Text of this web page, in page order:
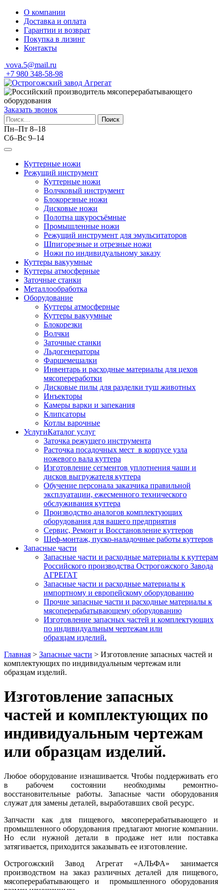
Skip
content
О компании
Доставка и оплата
Гарантии и возврат
Покупка в лизинг
Контакты
vova.5@mail.ru
+7 980 348-58-98
Заказать звонок
Найти:
Пн–Пт 8–18
Сб–Вс 9–14
Куттерные ножи
Режущий инструмент
Куттерные ножи
Волчковый инструмент
Блокорезные ножи
Дисковые ножи
Полотна шкуросъёмные
Промышленные ножи
Режущий инструмент для эмульситаторов
Шпигорезные и отрезные ножи
Ножи по индивидуальному заказу
Куттеры вакуумные
Куттеры атмосферные
Заточные станки
Металлообработка
Оборудование
Куттеры атмосферные
Куттеры вакуумные
Блокорезки
Волчки
Заточные станки
Льдогенераторы
Фаршемешалки
Инвентарь и расходные материалы для цехов
мясопереработки
Дисковые пилы для разделки туш животных
Инъекторы
Камеры варки и запекания
Клипсаторы
Котлы варочные
УслугиКаталог услуг
Заточка режущего инструмента
Расточка посадочных мест в корпусе узла
ножевого вала куттера
Изготовление сегментов уплотнения чаши и
дисков выгружателя куттера
Обучение персонала заказчика правильной
эксплуатации, ежесменного технического
обслуживания куттера
Производство аналогов комплектующих
оборудования для вашего предприятия
Сервис, Ремонт и Восстановление куттеров
Шеф-монтаж, пуско-наладочные работы куттеров
Запасные части
Запасные части и расходные материалы к куттерам
Российского производства Острогожского Завода
АГРЕГАТ
Запасные части и расходные материалы к
импортному и европейскому оборудованию
Прочие запасные части и расходные материалы к
мясоперерабатывающему оборудованию
Изготовление запасных частей и комплектующих
по индивидуальным чертежам или
образцам изделий.
Главная > Запасные части > Изготовление запасных частей и
комплектующих по индивидуальным чертежам или
образцам изделий.
Изготовление запасных
частей и комплектующих по
индивидуальным чертежам
или образцам изделий.
Любое оборудование изнашивается. Чтобы поддерживать его
в рабочем состоянии необходимы ремонтно-
восстановительные работы. Запасные части оборудования
служат для замены деталей, выработавших свой ресурс.
Запчасти как для пищевого, мясоперерабатывающего и
промышленного оборудования предлагают многие компании.
Но если нужной детали в продаже нет или поставка
затягивается, приходится заказывать ее изготовление.
Острогожский Завод Агрегат «АЛЬФА» занимается
производством на заказ различных деталей для пищевого,
мясоперерабатывающего и промышленного оборудования